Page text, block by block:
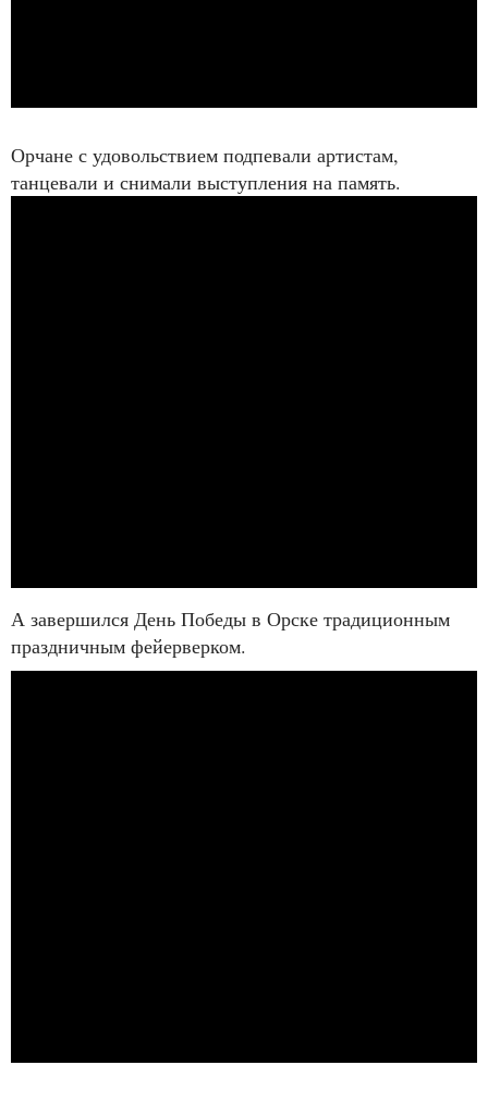
Орчане с удовольствием подпевали артистам,
танцевали и снимали выступления на память.
А завершился День Победы в Орске традиционным
праздничным фейерверком.